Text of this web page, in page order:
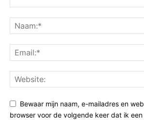
Bewaar mijn naam, e-mailadres en
browser voor de volgende keer dat ik